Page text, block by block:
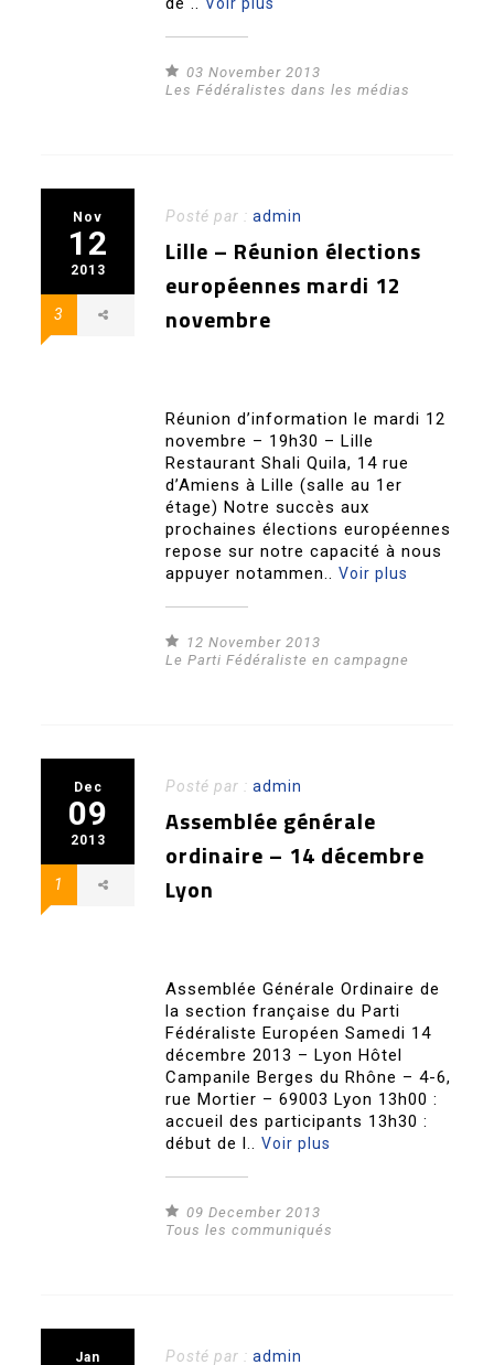
03 November 2013
Les Fédéralistes dans les médias
Nov
12
2013
3
Posté par :admin
Lille – Réunion élections
européennes mardi 12
novembre
Réunion d’information le mardi 12
novembre – 19h30 – Lille
Restaurant Shali Quila, 14 rue
d’Amiens à Lille (salle au 1er
étage) Notre succès aux
prochaines élections européennes
repose sur notre capacité à nous
appuyer notammen..Voir plus
12 November 2013
Le Parti Fédéraliste en campagne
Dec
09
2013
1
Posté par :admin
Assemblée générale
ordinaire – 14 décembre
Lyon
Assemblée Générale Ordinaire de
la section française du Parti
Fédéraliste Européen Samedi 14
décembre 2013 – Lyon Hôtel
Campanile Berges du Rhône – 4-6,
rue Mortier – 69003 Lyon 13h00 :
accueil des participants 13h30 :
début de l..Voir plus
09 December 2013
Tous les communiqués
Jan Posté par :admin